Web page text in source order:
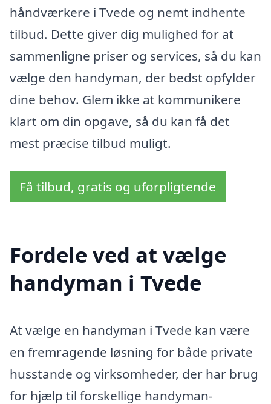
håndværkere i Tvede og nemt indhente
tilbud. Dette giver dig mulighed for at
sammenligne priser og services, så du kan
vælge den handyman, der bedst opfylder
dine behov. Glem ikke at kommunikere
klart om din opgave, så du kan få det
mest præcise tilbud muligt.
Få tilbud, gratis og uforpligtende
Fordele ved at vælge
handyman i Tvede
At vælge en handyman i Tvede kan være
en fremragende løsning for både private
husstande og virksomheder, der har brug
for hjælp til forskellige handyman-